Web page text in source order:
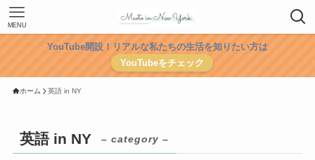
MENU
YouTube開設！リアルな私たちの生活を知りたい方は
YouTubeをチェック
ホーム 英語 in NY
英語 in NY – category –